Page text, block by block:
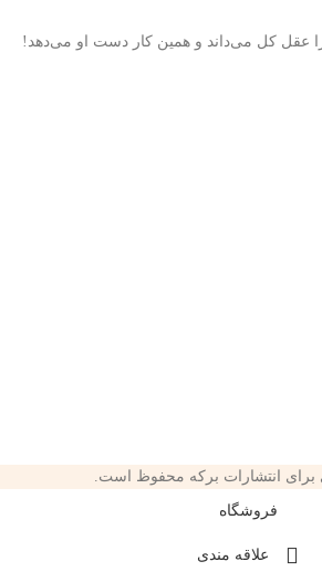
را عقل کل می‌داند و همین کار دست او می‌دهد!
انتشارات برکه محفوظ است.
فروشگاه
علاقه مندی